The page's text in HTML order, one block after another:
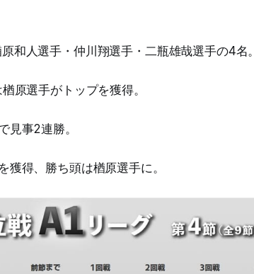
和人選手・仲川翔選手・二瓶雄哉選手の4名。
原選手がトップを獲得。
見事2連勝。
得、勝ち頭は楢原選手に。